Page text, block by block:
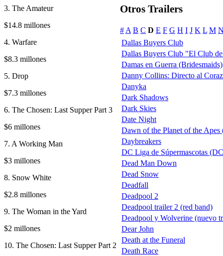
3. The Amateur
$14.8 millones
4. Warfare
$8.3 millones
5. Drop
$7.3 millones
6. The Chosen: Last Supper Part 3
$6 millones
7. A Working Man
$3 millones
8. Snow White
$2.8 millones
9. The Woman in the Yard
$2 millones
10. The Chosen: Last Supper Part 2
Otros Trailers
# A B C D E F G H I J K L M
Dallas Buyers Club
Dallas Buyers Club "El Club
Damas en Guerra (Bridesmaids)
Danny Collins: Directo al
Danyka
Dark Shadows
Dark Skies
Date Night
Dawn of the Planet of the Apes
Daybreakers
DC Liga de Súpermascotas
Dead Man Down
Dead Snow
Deadfall
Deadpool 2
Deadpool trailer 2 (red band)
Deadpool y Wolverine (nuevo
Dear John
Death at the Funeral
Death Race